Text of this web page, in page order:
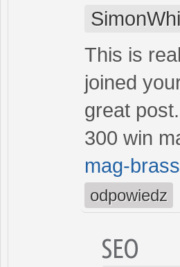
This is
joined
great
300 win
mag-
odpowiedz
SEO